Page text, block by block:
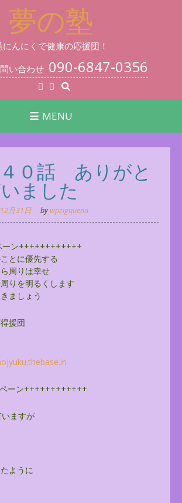
夢の塾
にんにくで健康の応援団！
い合わせ 090-6847-0356
MENU
０話 ありがと
ました
月31日 bywpzigquena
ーン++++++++++++
とに優先する
周りは幸せ
りを明るくします
ましょう
援団
in
ーン++++++++++++
ますが
ように